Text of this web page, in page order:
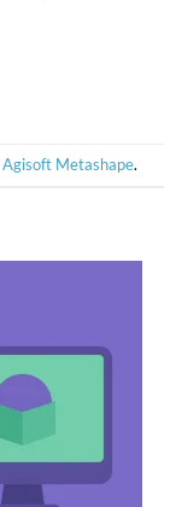
Agisoft Metashape.